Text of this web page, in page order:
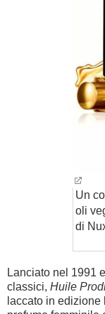
Un
oli
di
Lanciato nel 1991
classici, Huile
laccato in edizione